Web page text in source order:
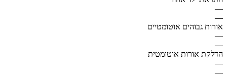
—
—
אורות גבוהים אוטומטיים
—
—
הדלקת אורות אוטומטית
—
—